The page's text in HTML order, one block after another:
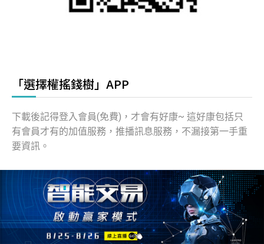
「選擇權搖錢樹」APP
下載後記得登入會員(免費)，才會有好康~ 這好康包括只
有會員才有的加值服務，推播訊息服務，不漏接第一手重
要資訊。